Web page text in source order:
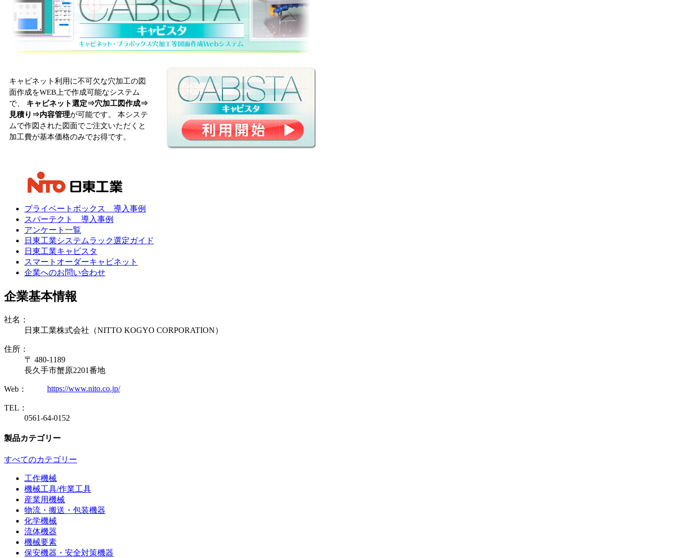
キャビネット利用に不可欠な穴加工の図
面作成をWEB上で作成可能なシステム
で、 キャビネット選定⇒穴加工図作成⇒
見積り⇒内容管理が可能です。 本システ
ムで作図された図面でご注文いただくと
加工費が基本価格のみでお得です。
プライベートボックス 導入事例
スパーテクト 導入事例
アンケート一覧
日東工業システムラック選定ガイド
日東工業キャビスタ
スマートオーダーキャビネット
企業へのお問い合わせ
企業基本情報
社名：
日東工業株式会社（NITTO KOGYO CORPORATION）
住所：
〒 480-1189
長久手市蟹原2201番地
Web： https://www.nito.co.jp/
TEL：
0561-64-0152
製品カテゴリー
すべてのカテゴリー
工作機械
機械工具/作業工具
産業用機械
物流・搬送・包装機器
化学機械
流体機器
機械要素
保安機器・安全対策機器